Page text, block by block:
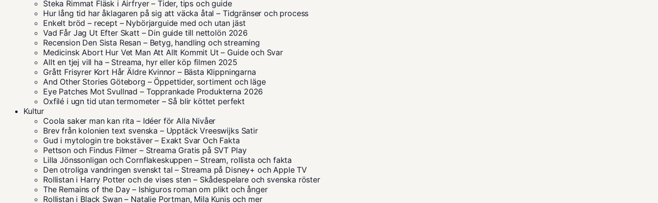
Steka Rimmat Fläsk i Airfryer – Tider, tips och guide
Hur lång tid har åklagaren på sig att väcka åtal – Tidgränser och process
Enkelt bröd – recept – Nybörjarguide med och utan jäst
Vad Får Jag Ut Efter Skatt – Din guide till nettolön 2026
Recension Den Sista Resan – Betyg, handling och streaming
Medicinsk Abort Hur Vet Man Att Allt Kommit Ut – Guide och Svar
Allt en tjej vill ha – Streama, hyr eller köp filmen 2025
Grått Frisyrer Kort Hår Äldre Kvinnor – Bästa Klippningarna
And Other Stories Göteborg – Öppettider, sortiment och läge
Eye Patches Mot Svullnad – Topprankade Produkterna 2026
Oxfilé i ugn tid utan termometer – Så blir köttet perfekt
Kultur
Coola saker man kan rita – Idéer för Alla Nivåer
Brev från kolonien text svenska – Upptäck Vreeswijks Satir
Gud i mytologin tre bokstäver – Exakt Svar Och Fakta
Pettson och Findus Filmer – Streama Gratis på SVT Play
Lilla Jönssonligan och Cornflakeskuppen – Stream, rollista och fakta
Den otroliga vandringen svenskt tal – Streama på Disney+ och Apple TV
Rollistan i Harry Potter och de vises sten – Skådespelare och svenska röster
The Remains of the Day – Ishiguros roman om plikt och ånger
Rollistan i Black Swan – Natalie Portman, Mila Kunis och mer